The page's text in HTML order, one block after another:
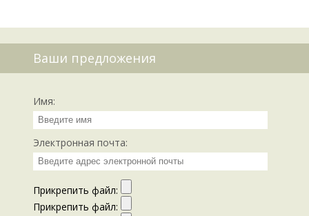
Ваши предложения
Имя:
Электронная почта:
Прикрепить файл:
Прикрепить файл: